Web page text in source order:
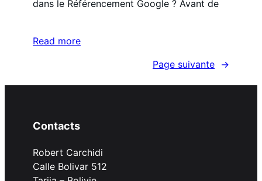
dans le Référencement Google ? Avant de
Read more
Page suivante →
Contacts
Robert Carchidi
Calle Bolivar 512